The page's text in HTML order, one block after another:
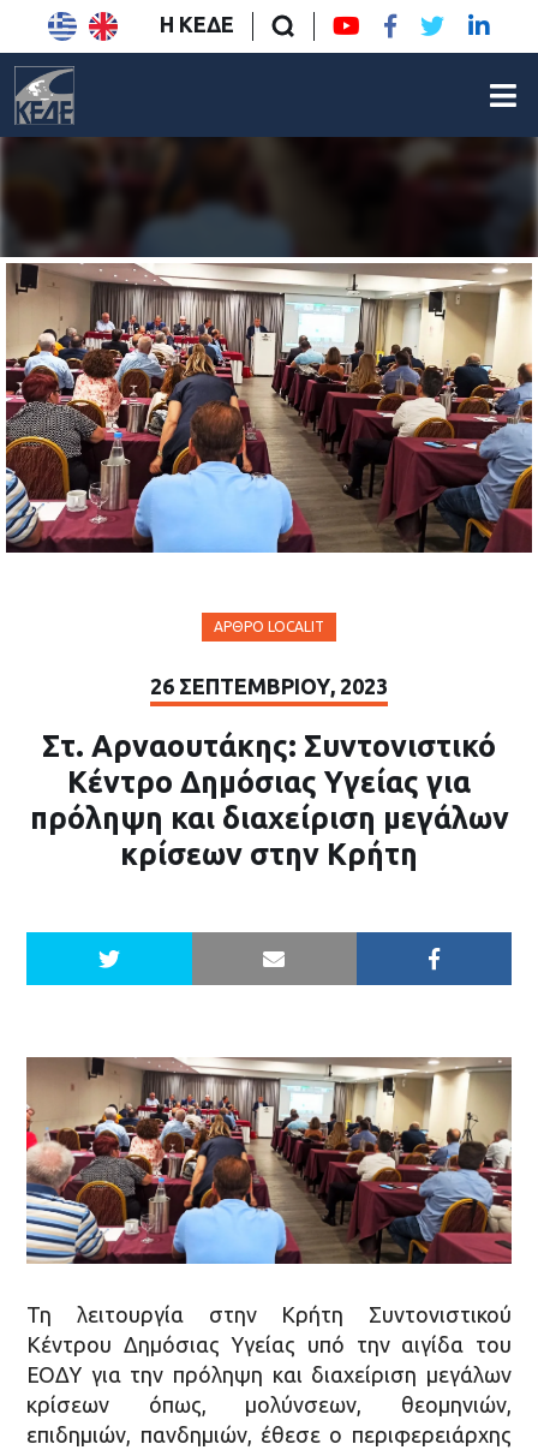
Η ΚΕΔΕ
ΆΡΘΡΟ LOCALIT
26 ΣΕΠΤΕΜΒΡΊΟΥ, 2023
Στ. Αρναουτάκης: Συντονιστικό
Κέντρο Δημόσιας Υγείας για
πρόληψη και διαχείριση μεγάλων
κρίσεων στην Κρήτη
Τη λειτουργία στην Κρήτη Συντονιστικού
Κέντρου Δημόσιας Υγείας υπό την αιγίδα του
ΕΟΔΥ για την πρόληψη και διαχείριση μεγάλων
κρίσεων όπως, μολύνσεων, θεομηνιών,
επιδημιών, πανδημιών, έθεσε ο περιφερειάρχης